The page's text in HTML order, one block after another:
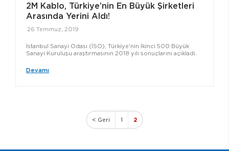
2M Kablo, Türkiye’nin En Büyük Şirketleri
Arasında Yerini Aldı!
26 Temmuz, 2019
İstanbul Sanayi Odası (İSO), Türkiye'nin İkinci 500 Büyük
Sanayi Kuruluşu araştırmasının 2018 yılı sonuçlarını açıkladı.
Devamı
< Geri 1 2